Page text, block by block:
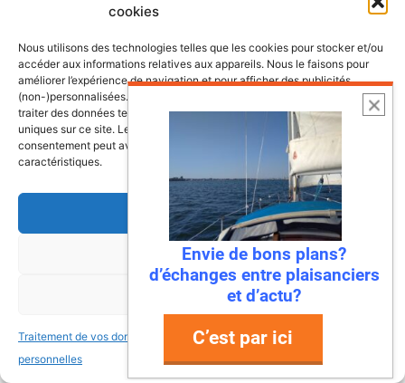
cookies
Nous utilisons des technologies telles que les cookies pour stocker et/ou
accéder aux informations relatives aux appareils. Nous le faisons pour
améliorer l’expérience de navigation et pour afficher des publicités
(non-)personnalisées. Consentir à ces technologies nous autorisera à
traiter des données telles que le comportement de navigation ou les ID
uniques sur ce site. Le fait de ne pas consentir ou de retirer son
consentement peut avoir un effet négatif sur certaines fonctonnalités et
caractéristiques.
Accepter
Refuser
Voir les préférences
Traitement de vos données
personnelles
Traitement de vos données
personnelles
Envie de fraicheur ? Larguez les
Imaginez : des falaises vertigineuses qui
plongent dans une mer turquoise, des ports
Envie de bons plans?
d’échanges entre plaisanciers
et d’actu?
C’est par ici